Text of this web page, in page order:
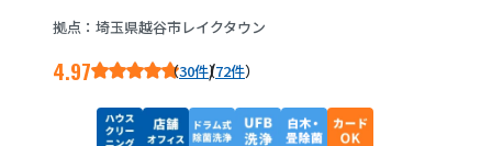
拠点：埼玉県越谷市レイクタウン
4.97 30件/72件